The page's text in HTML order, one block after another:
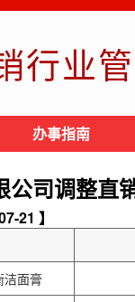
行业
办事指南
公司调整直
21 】
洁面膏